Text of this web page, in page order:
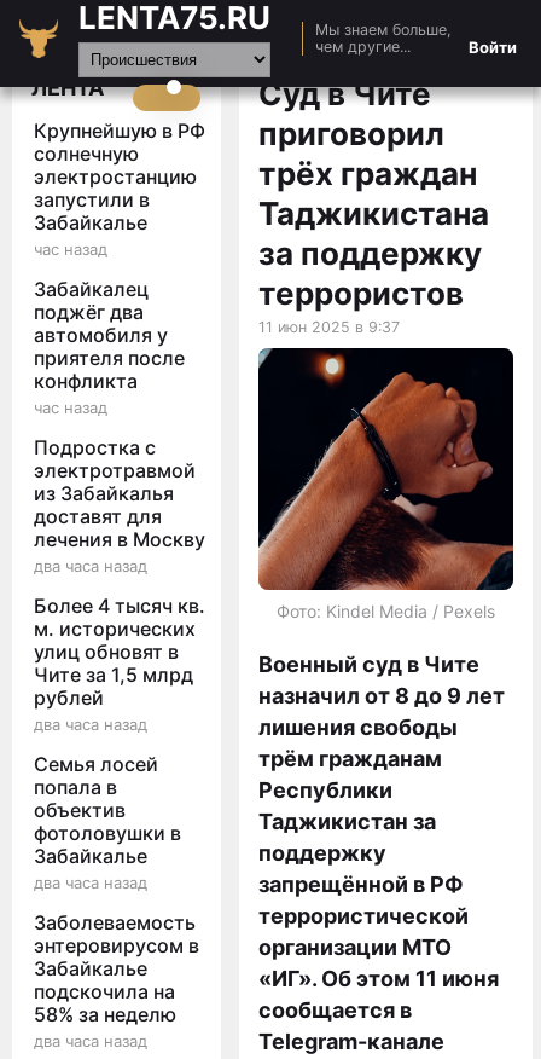
LENTA75.RU
Мы знаем больше,
чем другие...
Войти
Главная
Новости
Видео
Статьи
ЛЕНТА
Крупнейшую в РФ
солнечную
электростанцию
запустили в
Забайкалье
час назад
Забайкалец
поджёг два
автомобиля у
приятеля после
конфликта
час назад
Подростка с
электротравмой
из Забайкалья
доставят для
лечения в Москву
два часа назад
Более 4 тысяч кв.
м. исторических
улиц обновят в
Чите за 1,5 млрд
рублей
два часа назад
Семья лосей
попала в
объектив
фотоловушки в
Забайкалье
два часа назад
Заболеваемость
энтеровирусом в
Забайкалье
подскочила на
58% за неделю
два часа назад
Суд в Чите
приговорил
трёх граждан
Таджикистана
за поддержку
террористов
11 июн 2025 в 9:37
Фото: Kindel Media / Pexels
Военный суд в Чите
назначил от 8 до 9 лет
лишения свободы
трём гражданам
Республики
Таджикистан за
поддержку
запрещённой в РФ
террористической
организации МТО
«ИГ». Об этом 11 июня
сообщается в
Telegram-канале